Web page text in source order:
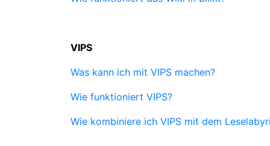
VIPS
Was kann ich mit VIPS machen?
Wie funktioniert VIPS?
Wie kombiniere ich VIPS mit dem